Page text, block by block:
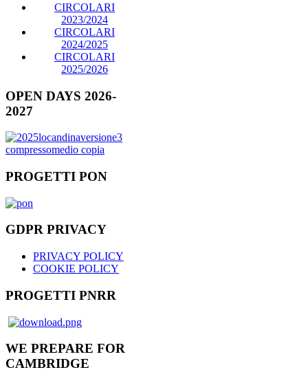
CIRCOLARI
2023/2024
CIRCOLARI
2024/2025
CIRCOLARI
2025/2026
OPEN DAYS 2026-
2027
PROGETTI PON
GDPR PRIVACY
PRIVACY POLICY
COOKIE POLICY
PROGETTI PNRR
WE PREPARE FOR
CAMBRIDGE